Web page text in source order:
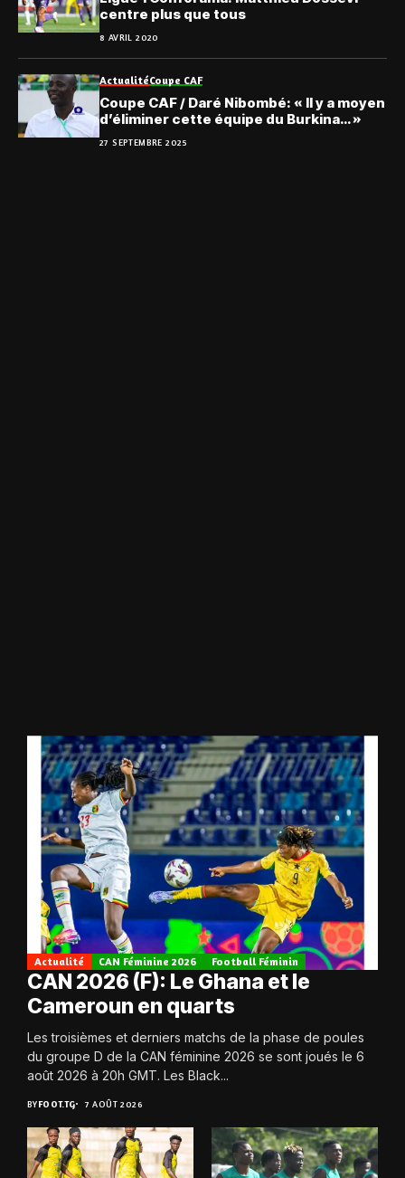
centre plus que tous
8 AVRIL 2020
ActualitéCoupe CAF
Coupe CAF / Daré Nibombé: « Il y a moyen
d’éliminer cette équipe du Burkina… »
27 SEPTEMBRE 2025
Actualité CAN Féminine 2026 Football Féminin
CAN 2026 (F): Le Ghana et le
Cameroun en quarts
Les troisièmes et derniers matchs de la phase de poules
du groupe D de la CAN féminine 2026 se sont joués le 6
août 2026 à 20h GMT. Les Black...
BYFOOT.TG 7 AOÛT 2026